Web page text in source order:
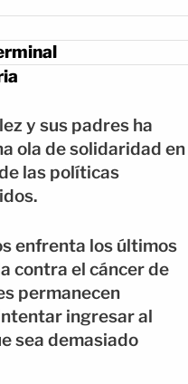
y sus padres ha
ola de solidaridad en
las políticas
enfrenta los últimos
contra el cáncer de
permanecen
ingresar al
sea demasiado